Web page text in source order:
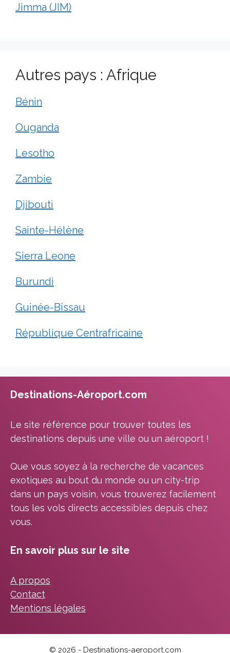
Jimma (JIM)
Autres pays : Afrique
Bénin
Ouganda
Lesotho
Zambie
Djibouti
Sainte-Hélène
Sierra Leone
Burundi
Guinée-Bissau
République Centrafricaine
Destinations-Aéroport.com
Le site référence pour trouver toutes les
destinations depuis une ville ou un aéroport !
Que vous soyez à la recherche de vacances
exotiques au bout du monde ou un city-trip
dans un pays voisin, vous trouverez facilement
tous les vols directs accessibles depuis chez
vous.
En savoir plus sur le site
A propos
Contact
Mentions légales
© 2026 - Destinations-aeroport.com